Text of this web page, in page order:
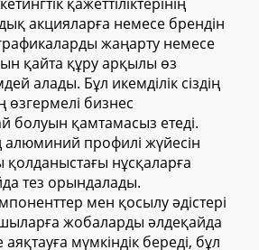
акцияларға немесе брендін
жаңарту немесе
қайта құру арқылы өз
алады. Бұл икемділік сіздің
бизнес
болуын қамтамасыз етеді.
профилі жүйесін
нұсқаларға
тез орындалады.
мен қосылу әдістері
жобаларды әлдеқайда
мүмкіндік береді, бұл